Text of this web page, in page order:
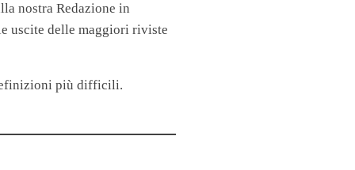
nostra Redazione in
uscite delle maggiori riviste
più difficili.